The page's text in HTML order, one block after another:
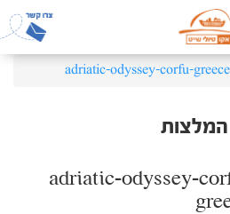
adriatic-odyssey-corfu-greece
adriatic-odyssey-